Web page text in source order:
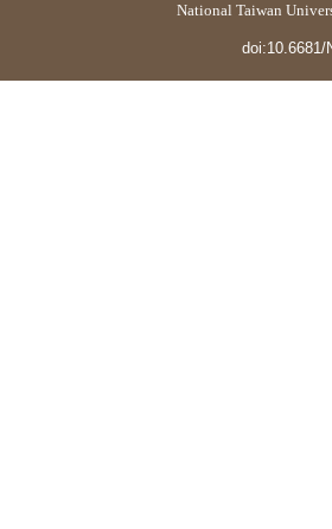
National Taiwan
doi:10.6681/